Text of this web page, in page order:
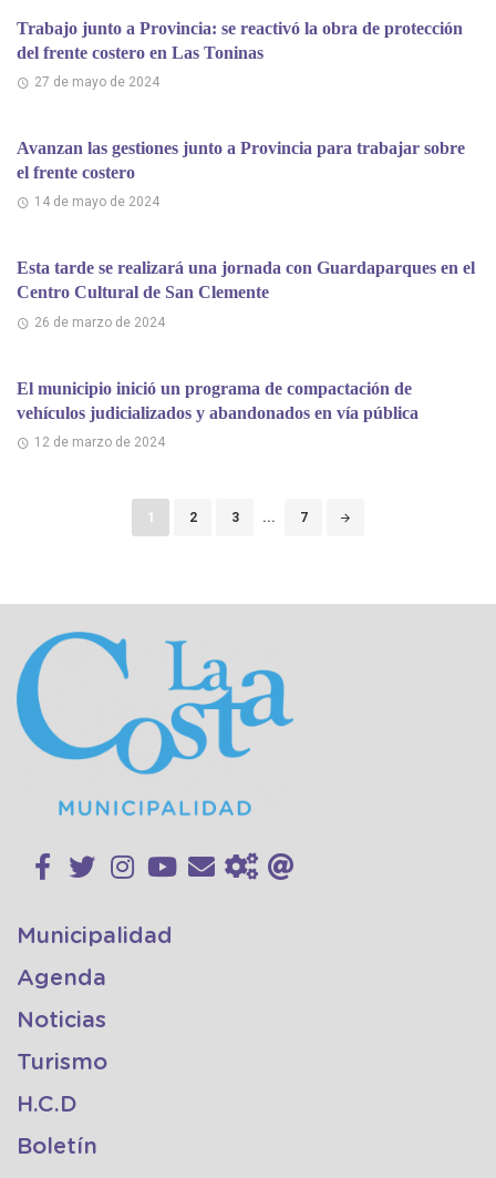
Trabajo junto a Provincia: se reactivó la obra de protección
del frente costero en Las Toninas
27 de mayo de 2024
Avanzan las gestiones junto a Provincia para trabajar sobre
el frente costero
14 de mayo de 2024
Esta tarde se realizará una jornada con Guardaparques en el
Centro Cultural de San Clemente
26 de marzo de 2024
El municipio inició un programa de compactación de
vehículos judicializados y abandonados en vía pública
12 de marzo de 2024
1 2 3 ... 7
Municipalidad
Agenda
Noticias
Turismo
H.C.D
Boletín